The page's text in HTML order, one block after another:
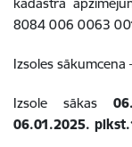
8084 006 0063
Izsoles
Izsole sākas
06.01.2025.